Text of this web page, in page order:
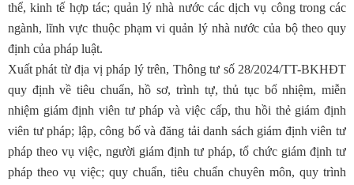
thể, kinh tế hợp tác; quản lý nhà nước các dịch vụ công trong các
ngành, lĩnh vực thuộc phạm vi quản lý nhà nước của bộ theo quy
định của pháp luật.
Xuất phát từ địa vị pháp lý trên, Thông tư số 28/2024/TT-BKHĐT
quy định về tiêu chuẩn, hồ sơ, trình tự, thủ tục bổ nhiệm, miễn
nhiệm giám định viên tư pháp và việc cấp, thu hồi thẻ giám định
viên tư pháp; lập, công bố và đăng tải danh sách giám định viên tư
pháp theo vụ việc, người giám định tư pháp, tổ chức giám định tư
pháp theo vụ việc; quy chuẩn, tiêu chuẩn chuyên môn, quy trình